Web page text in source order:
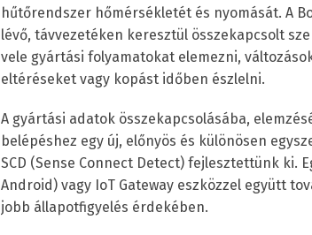
hűtőrendszer hőmérsékletét és nyomását. A
lévő, távvezetéken keresztül összekapcsolt
vele gyártási folyamatokat elemezni,
eltéréseket vagy kopást időben észlelni.
A gyártási adatok összekapcsolásába,
belépéshez egy új, előnyös és különösen
SCD (Sense Connect Detect) fejlesztettünk ki.
Android) vagy IoT Gateway eszközzel együtt
jobb állapotfigyelés érdekében.